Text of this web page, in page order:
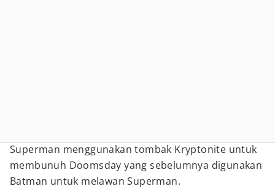
Superman menggunakan tombak Kryptonite untuk
membunuh Doomsday yang sebelumnya digunakan
Batman untuk melawan Superman.